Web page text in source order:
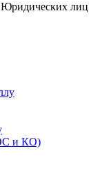
Юридических лиц
и КО)